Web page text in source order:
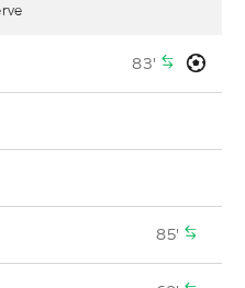
83'
85'